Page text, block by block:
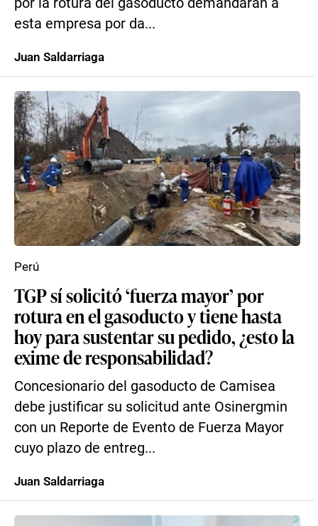
esta empresa por da...
Juan Saldarriaga
TGP sí solicitó ‘fuerza mayor’ por
rotura en el gasoducto y tiene hasta
hoy para sustentar su pedido, ¿esto la
exime de responsabilidad?
Concesionario del gasoducto de Camisea
debe justificar su solicitud ante Osinergmin
con un Reporte de Evento de Fuerza Mayor
cuyo plazo de entreg...
Perú
Juan Saldarriaga